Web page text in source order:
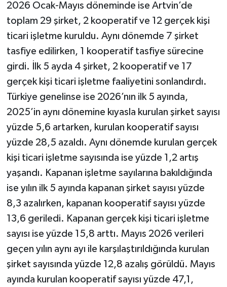
2026 Ocak-Mayıs döneminde ise Artvin’de
toplam 29 şirket, 2 kooperatif ve 12 gerçek kişi
ticari işletme kuruldu. Aynı dönemde 7 şirket
tasfiye edilirken, 1 kooperatif tasfiye sürecine
girdi. İlk 5 ayda 4 şirket, 2 kooperatif ve 17
gerçek kişi ticari işletme faaliyetini sonlandırdı.
Türkiye genelinse ise 2026’nın ilk 5 ayında,
2025’in aynı dönemine kıyasla kurulan şirket sayısı
yüzde 5,6 artarken, kurulan kooperatif sayısı
yüzde 28,5 azaldı. Aynı dönemde kurulan gerçek
kişi ticari işletme sayısında ise yüzde 1,2 artış
yaşandı. Kapanan işletme sayılarına bakıldığında
ise yılın ilk 5 ayında kapanan şirket sayısı yüzde
8,3 azalırken, kapanan kooperatif sayısı yüzde
13,6 geriledi. Kapanan gerçek kişi ticari işletme
sayısı ise yüzde 15,8 arttı. Mayıs 2026 verileri
geçen yılın aynı ayı ile karşılaştırıldığında kurulan
şirket sayısında yüzde 12,8 azalış görüldü. Mayıs
ayında kurulan kooperatif sayısı yüzde 47,1,